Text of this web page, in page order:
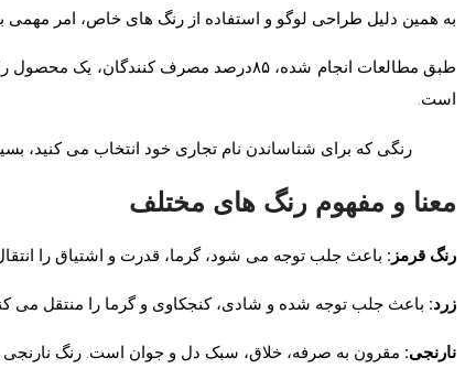
به همین دلیل طراحی لوگو و استفاده از رنگ های خاص، امر مهمی
است.
رنگی که برای شناساندن نام تجاری خود انتخاب می کنید،
معنا و مفهوم رنگ های مختلف
رنگ قرمز: باعث جلب توجه می شود، گرما، قدرت و اشتیاق را
زرد: باعث جلب توجه شده و شادی، کنجکاوی و گرما را منتقل می
نارنجی: مقرون به صرفه، خلاق، سبک دل و جوان است. رنگ